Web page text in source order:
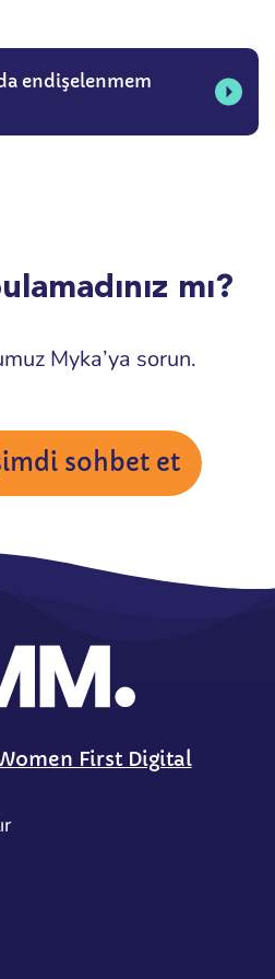
endişelenmem
mı?
Myka’ya sorun.
sohbet et
First Digital